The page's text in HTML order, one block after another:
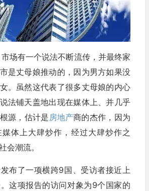
场有一个说法不断流传，并最终家
是丈母娘推动的，因为男方如果没
。虽然这代表了很多丈母娘的内心
法铺天盖地出现在媒体上、并几乎
源，估计是 房地产商的杰作，因为
体上大肆炒作，经过大肆炒作之
会潮流。
布了一项横跨9国、受访者接近上
这项报告的访问对象为9个国家的